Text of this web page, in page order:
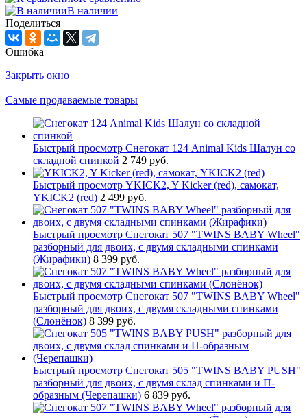
В наличии
Поделиться
Ошибка
Закрыть окно
Самые продаваемые товары
Быстрый просмотр Снегокат 124 Animal Kids Шалун со
складной спинкой 2 749 руб.
Быстрый просмотр YKICK2, Y Kicker (red), самокат,
YKICK2 (red) 2 499 руб.
Быстрый просмотр Снегокат 507 "TWINS BABY Wheel"
разборный для двоих, с двумя складными спинками
(Жирафики) 8 399 руб.
Быстрый просмотр Снегокат 507 "TWINS BABY Wheel"
разборный для двоих, с двумя складными спинками
(Слонёнок) 8 399 руб.
Быстрый просмотр Снегокат 505 "TWINS BABY PUSH"
разборный для двоих, с двумя склад спинками и П-
образным (Черепашки) 6 839 руб.